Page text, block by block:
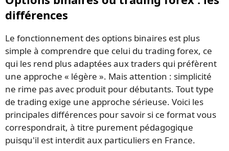
différences
Le fonctionnement des options binaires est plus
simple à comprendre que celui du trading forex, ce
qui les rend plus adaptées aux traders qui préfèrent
une approche « légère ». Mais attention : simplicité
ne rime pas avec produit pour débutants. Tout type
de trading exige une approche sérieuse. Voici les
principales différences pour savoir si ce format vous
correspondrait, à titre purement pédagogique
puisqu'il est interdit aux particuliers en France.